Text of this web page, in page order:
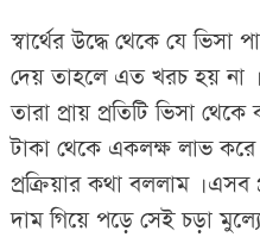
স্বার্থের উদ্ধে থেকে যে ভিসা
দেয় তাহলে এত খরচ হয় না ।
তারা প্রায় প্রতিটি ভিসা
টাকা থেকে একলক্ষ লাভ করে
প্রক্রিয়ার কথা বললাম । এসব
দাম গিয়ে পড়ে সেই চড়া